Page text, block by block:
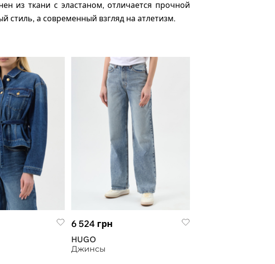
из ткани с эластаном, отличается прочной
стиль, а современный взгляд на атлетизм.
6 524 грн
HUGO
Джинсы